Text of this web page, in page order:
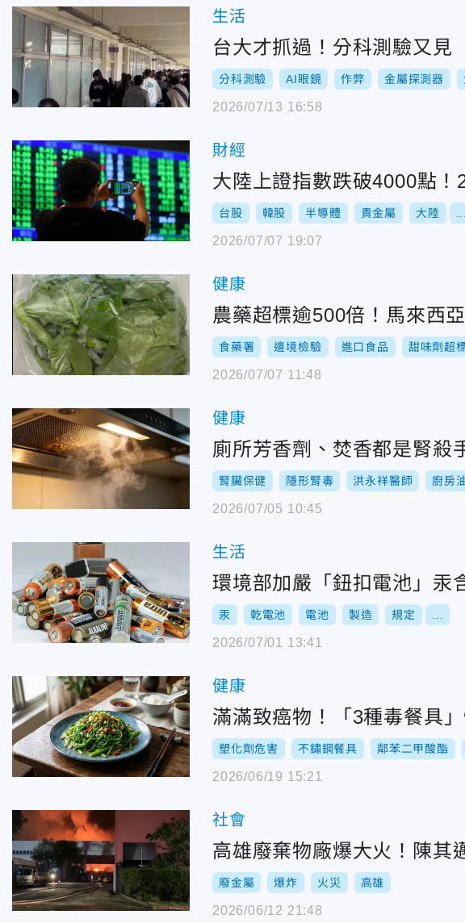
生活
台大才抓過！分科測驗又
分科測驗 AI眼鏡 作弊 金屬探測器
2026/07/13 16:58
財經
大陸上證指數跌破4000點！
台股 韓股 半導體 貴金屬 大陸
2026/07/07 19:07
健康
農藥超標逾500倍！馬來西
食藥署 邊境檢驗 進口食品 甜味劑超
2026/07/07 11:48
健康
廁所芳香劑、焚香都是腎殺
腎臟保健 隱形腎毒 洪永祥醫師 廚房
2026/07/05 10:45
生活
環境部加嚴「鈕扣電池」
汞 乾電池 電池 製造 規定
2026/07/01 13:41
健康
滿滿致癌物！「3種毒餐具
塑化劑危害 不鏽鋼餐具 鄰苯二甲酸酯
2026/06/19 15:21
社會
高雄廢棄物廠爆大火！陳
廢金屬 爆炸 火災 高雄
2026/06/12 21:48